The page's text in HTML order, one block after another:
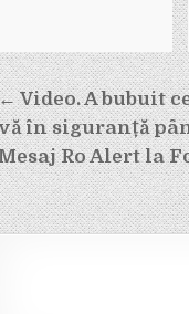
Video. A bubuit
în siguranță
Ro Alert la